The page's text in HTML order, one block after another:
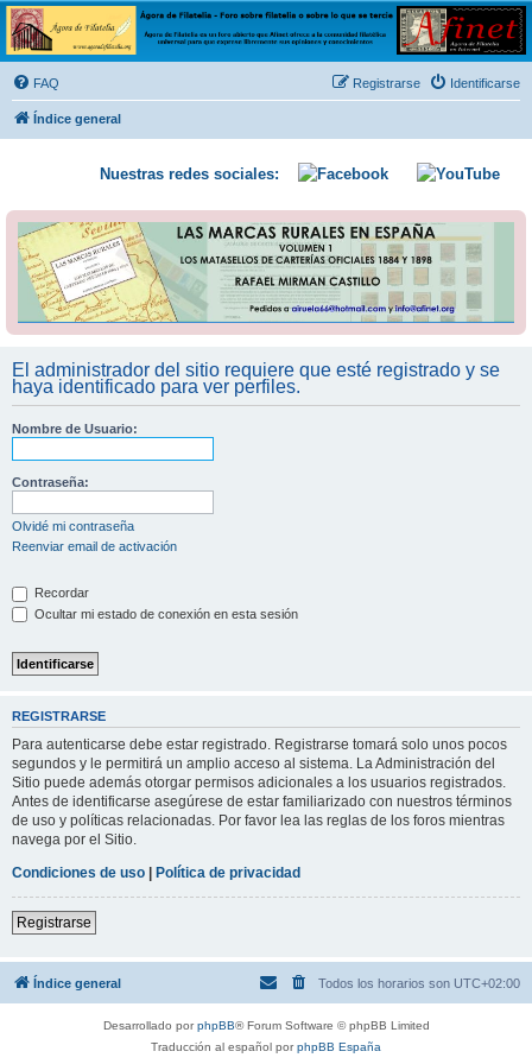
Ágora de Filatelia
Foro sobre filatelia o sobre lo que se tercie. Ágora de Filatelia es un foro abierto que Afinet
ofrece a la comunidad filatélica universal para que exprese libremente sus opiniones y
conocimientos
FAQ Identificarse
Registrarse
Índice general
Nuestras redes sociales:
El administrador del sitio requiere que esté registrado y se
haya identificado para ver perfiles.
Nombre de Usuario:
Contraseña:
Olvidé mi contraseña
Reenviar email de activación
Recordar
Ocultar mi estado de conexión en esta sesión
REGISTRARSE
Para autenticarse debe estar registrado. Registrarse tomará solo unos pocos
segundos y le permitirá un amplio acceso al sistema. La Administración del
Sitio puede además otorgar permisos adicionales a los usuarios registrados.
Antes de identificarse asegúrese de estar familiarizado con nuestros términos
de uso y políticas relacionadas. Por favor lea las reglas de los foros mientras
navega por el Sitio.
Condiciones de uso | Política de privacidad
Registrarse
Índice general Todos los horarios son UTC+02:00
Desarrollado porphpBB® Forum Software © phpBB Limited
Traducción al español porphpBB España